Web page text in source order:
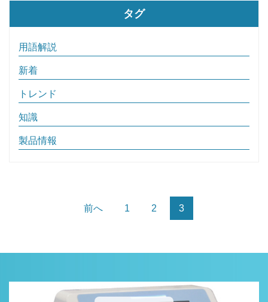
タグ
用語解説
新着
トレンド
知識
製品情報
前へ 1 2 3